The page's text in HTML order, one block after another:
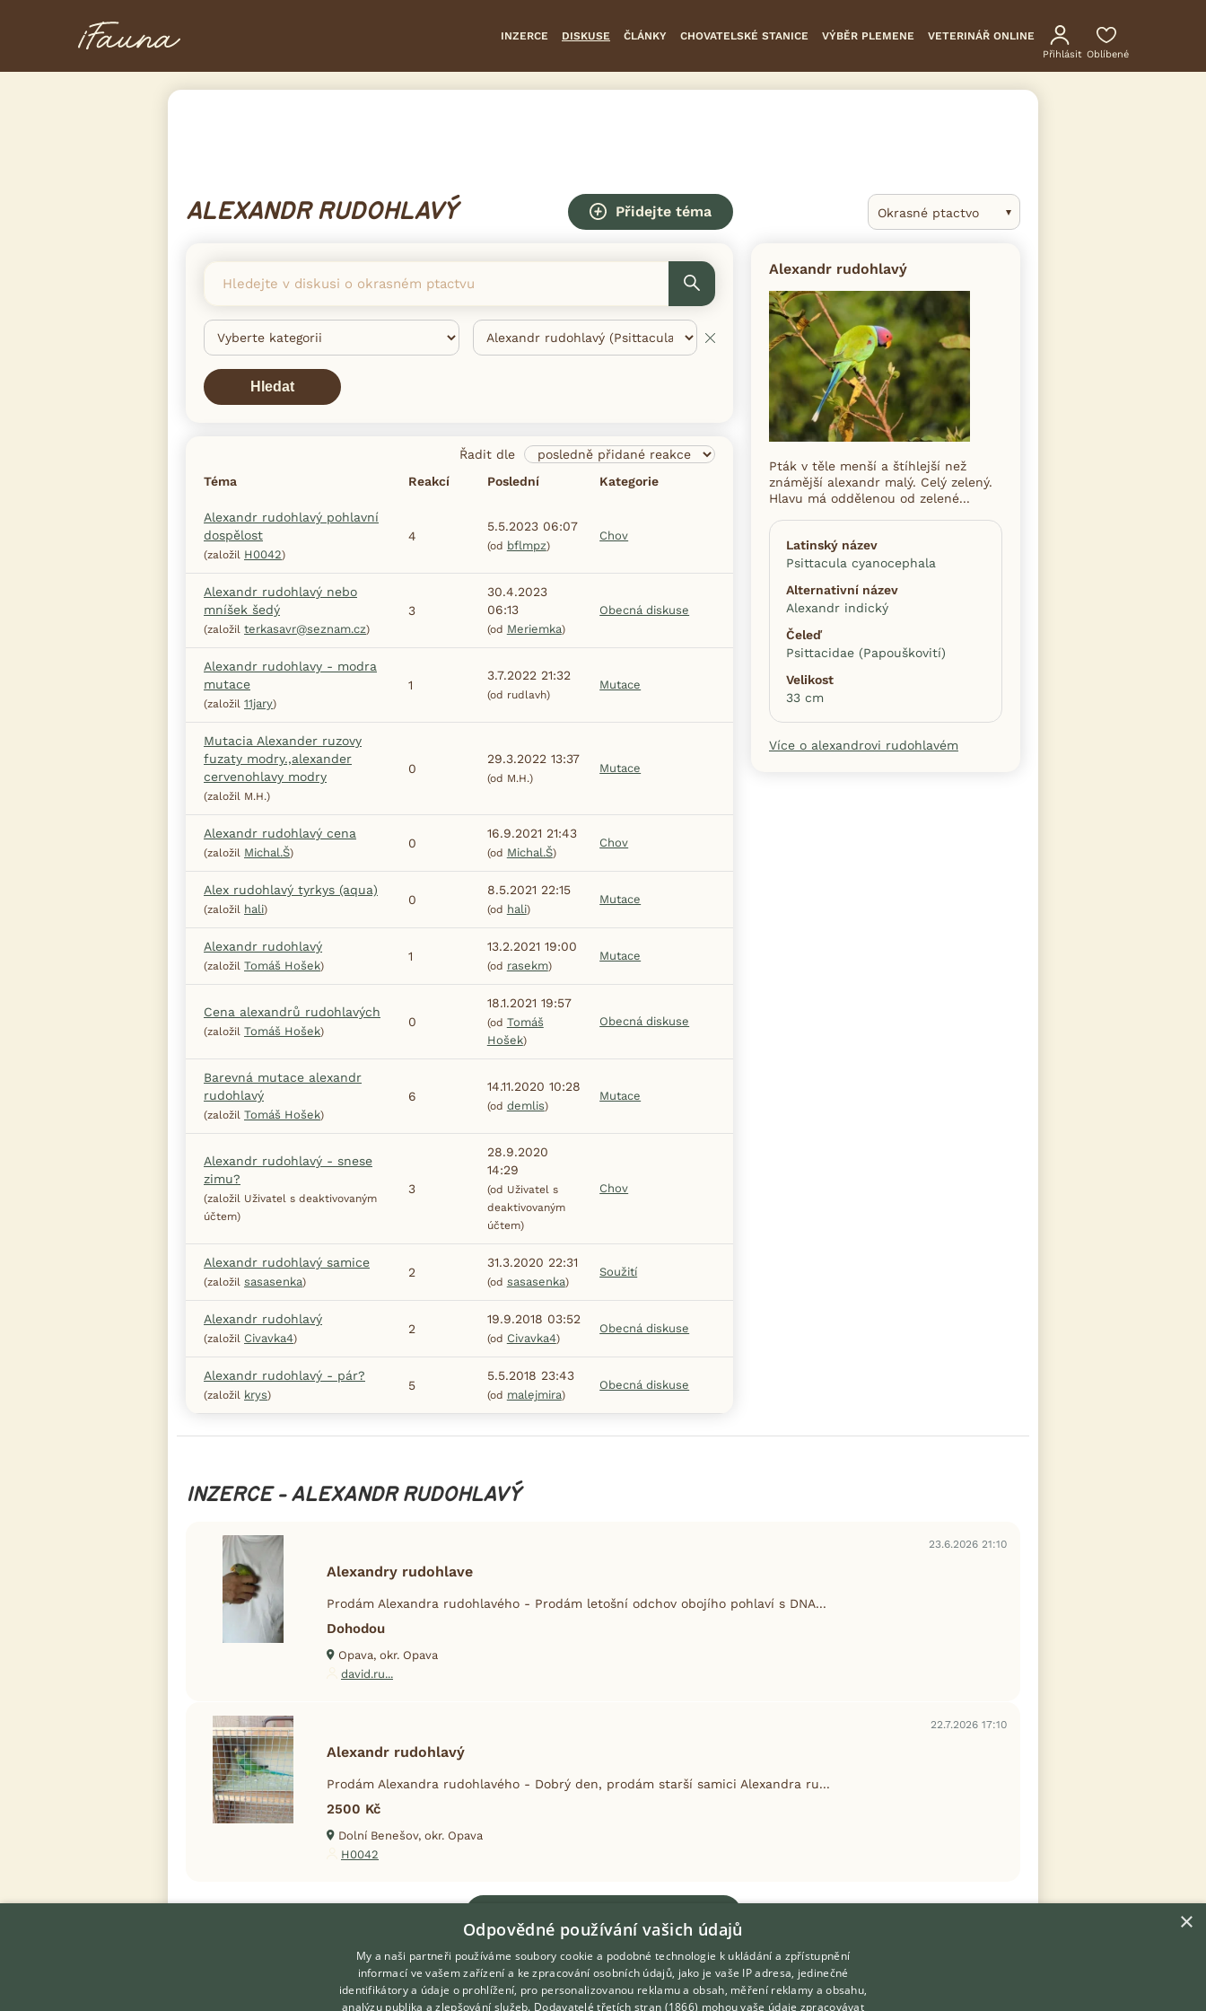
INZERCE DISKUSE ČLÁNKY CHOVATELSKÉ STANICE VÝBĚR PLEMENE VETERINÁŘ ONLINE
Přihlásit Oblíbené
ALEXANDR RUDOHLAVÝ Přidejte téma
Hledat
Řadit dle
Téma
Reakcí Poslední Kategorie
Alexandr rudohlavý pohlavní
dospělost
(založil H0042)
4
5.5.2023 06:07
(od bflmpz)
Chov
Alexandr rudohlavý nebo
mníšek šedý
(založil terkasavr@seznam.cz)
3
30.4.2023
06:13
(od Meriemka)
Obecná diskuse
Alexandr rudohlavy - modra
mutace
(založil 11jary)
1
3.7.2022 21:32
(od rudlavh)
Mutace
Mutacia Alexander ruzovy
fuzaty modry.,alexander
cervenohlavy modry
(založil M.H.)
0
29.3.2022 13:37
(od M.H.)
Mutace
Alexandr rudohlavý cena
(založil Michal.Š)
0
16.9.2021 21:43
(od Michal.Š)
Chov
Alex rudohlavý tyrkys (aqua)
(založil hali)
0
8.5.2021 22:15
(od hali)
Mutace
Alexandr rudohlavý
(založil Tomáš Hošek)
1
13.2.2021 19:00
(od rasekm)
Mutace
Cena alexandrů rudohlavých
(založil Tomáš Hošek)
0
18.1.2021 19:57
(od Tomáš
Hošek)
Obecná diskuse
Barevná mutace alexandr
rudohlavý
(založil Tomáš Hošek)
6
14.11.2020 10:28
(od demlis)
Mutace
Alexandr rudohlavý - snese
zimu?
(založil Uživatel s deaktivovaným
účtem)
3
28.9.2020
14:29
(od Uživatel s
deaktivovaným
účtem)
Chov
Alexandr rudohlavý samice
(založil sasasenka)
2
31.3.2020 22:31
(od sasasenka)
Soužití
Alexandr rudohlavý
(založil Civavka4)
2
19.9.2018 03:52
(od Civavka4)
Obecná diskuse
Alexandr rudohlavý - pár?
(založil krys)
5
5.5.2018 23:43
(od malejmira)
Obecná diskuse
Okrasné ptactvo
Alexandr rudohlavý
Pták v těle menší a štíhlejší než
známější alexandr malý. Celý zelený.
Hlavu má oddělenou od zelené...
Latinský název
Psittacula cyanocephala
Alternativní název
Alexandr indický
Čeleď
Psittacidae (Papouškovití)
Velikost
33 cm
Více o alexandrovi rudohlavém
INZERCE - ALEXANDR RUDOHLAVÝ
23.6.2026 21:10
Alexandry rudohlave
Prodám Alexandra rudohlavého - Prodám letošní odchov obojího pohlaví s DNA...
Dohodou
Opava, okr. Opava
david.ru...
22.7.2026 17:10
Alexandr rudohlavý
Prodám Alexandra rudohlavého - Dobrý den, prodám starší samici Alexandra ru...
2500 Kč
Dolní Benešov, okr. Opava
H0042
×
Odpovědné používání vašich údajů
My a naši partneři používáme soubory cookie a podobné technologie k ukládání a zpřístupnění
informací ve vašem zařízení a ke zpracování osobních údajů, jako je vaše IP adresa, jedinečné
identifikátory a údaje o prohlížení, pro personalizovanou reklamu a obsah, měření reklamy a obsahu,
analýzu publika a zlepšování služeb. Dodavatelé třetích stran (1866) mohou vaše údaje zpracovávat